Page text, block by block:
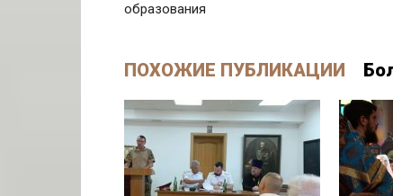
образования
ПОХОЖИЕ ПУБЛИКАЦИИ